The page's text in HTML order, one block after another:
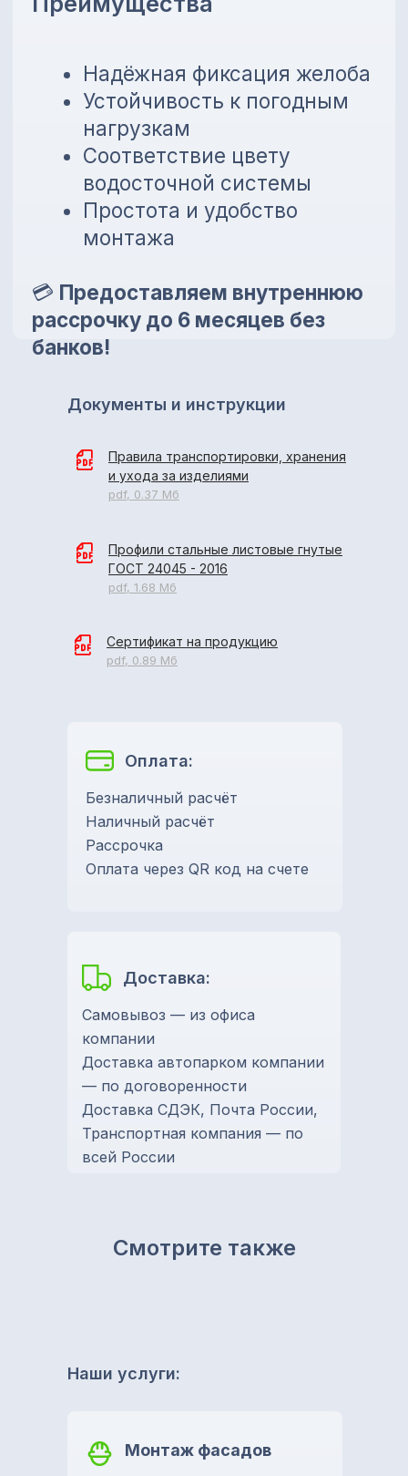
Правила транспортировки, хранения
и ухода за изделиями
pdf, 0.37 Мб
Профили стальные листовые гнутые
ГОСТ 24045 - 2016
pdf, 1.68 Мб
Сертификат на продукцию
pdf, 0.89 Мб
Документы и инструкции
Доставка:
Самовывоз — из офиса
компании
Доставка автопарком компании
— по договоренности
Доставка СДЭК, Почта России,
Транспортная компания — по
всей России
Оплата:
Безналичный расчёт
Наличный расчёт
Рассрочка
Оплата через QR код на счете
Смотрите также
Монтаж фасадов
Наши услуги: